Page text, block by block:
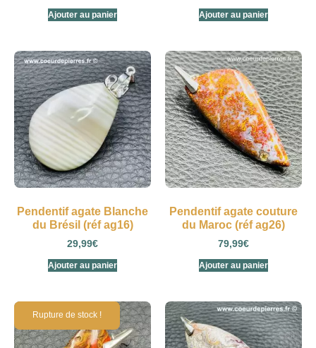
Ajouter au panier Ajouter au panier
Pendentif agate Blanche
du Brésil (réf ag16)
29,99€
Ajouter au panier
Pendentif agate couture
du Maroc (réf ag26)
79,99€
Ajouter au panier